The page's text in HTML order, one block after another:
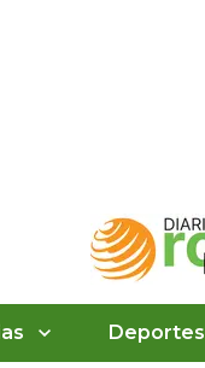
Deportes